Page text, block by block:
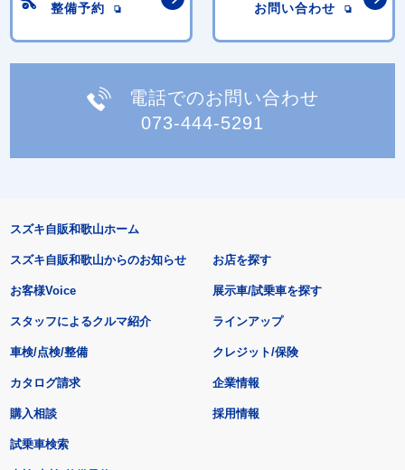
整備予約
お問い合わせ
電話でのお問い合わせ
073-444-5291
スズキ自販和歌山ホーム
スズキ自販和歌山からのお知らせ
お客様Voice
スタッフによるクルマ紹介
お店を探す
展示車/試乗車を探す
ラインアップ
車検/点検/整備 クレジット/保険
カタログ請求
購入相談
試乗車検索
企業情報
採用情報